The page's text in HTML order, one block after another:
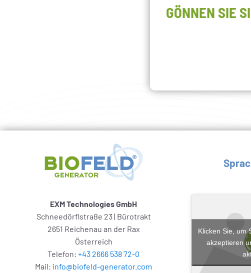
GÖNNEN SIE
EXM Technologies GmbH
Schneedörflstraße 23 | Bürotrakt
2651 Reichenau an der Rax
Österreich
Telefon: +43 2666 538 72-0
Mail: info@biofeld-generator.com
Klicken Sie, um
akzeptieren